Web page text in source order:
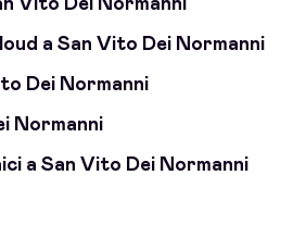
Vito Dei Normanni
a San Vito Dei Normanni
Dei Normanni
Normanni
a San Vito Dei Normanni